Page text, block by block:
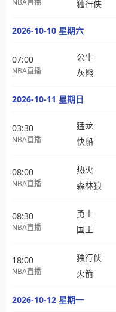
独行侠
2026-10-10 星期六
07:00
NBA直播
公牛
灰熊
2026-10-11 星期日
03:30
NBA直播
猛龙
快船
08:00
NBA直播
热火
森林狼
08:30
NBA直播
勇士
国王
18:00
NBA直播
独行侠
火箭
2026-10-12 星期一